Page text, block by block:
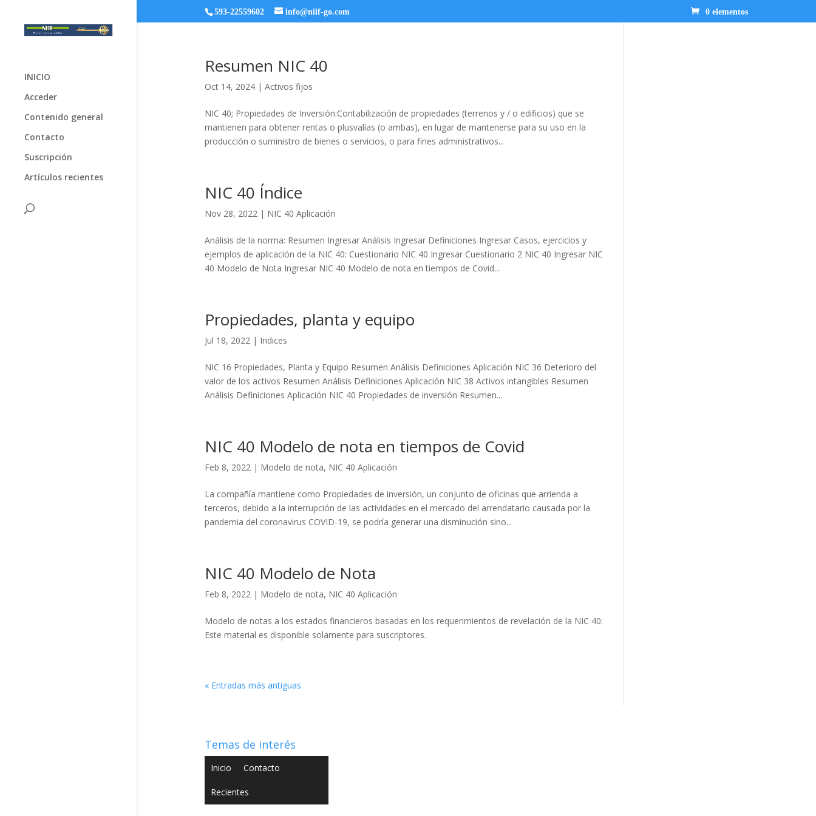
593-22559602 info@niif-go.com 0 elementos
INICIO
Acceder
Contenido general
Contacto
Suscripción
Artículos recientes
Resumen NIC 40
Oct 14, 2024| Activos fijos
NIC 40; Propiedades de Inversión:Contabilización de propiedades (terrenos y / o edificios) que se
mantienen para obtener rentas o plusvalías (o ambas), en lugar de mantenerse para su uso en la
producción o suministro de bienes o servicios, o para fines administrativos...
NIC 40 Índice
Nov 28, 2022| NIC 40 Aplicación
Análisis de la norma: Resumen Ingresar Análisis Ingresar Definiciones Ingresar Casos, ejercicios y
ejemplos de aplicación de la NIC 40: Cuestionario NIC 40 Ingresar Cuestionario 2 NIC 40 Ingresar NIC
40 Modelo de Nota Ingresar NIC 40 Modelo de nota en tiempos de Covid...
Propiedades, planta y equipo
Jul 18, 2022| Indices
NIC 16 Propiedades, Planta y Equipo Resumen Análisis Definiciones Aplicación NIC 36 Deterioro del
valor de los activos Resumen Análisis Definiciones Aplicación NIC 38 Activos intangibles Resumen
Análisis Definiciones Aplicación NIC 40 Propiedades de inversión Resumen...
NIC 40 Modelo de nota en tiempos de Covid
Feb 8, 2022| Modelo de nota, NIC 40 Aplicación
La compañía mantiene como Propiedades de inversión, un conjunto de oficinas que arrienda a
terceros, debido a la interrupción de las actividades en el mercado del arrendatario causada por la
pandemia del coronavirus COVID-19, se podría generar una disminución sino...
NIC 40 Modelo de Nota
Feb 8, 2022| Modelo de nota, NIC 40 Aplicación
Modelo de notas a los estados financieros basadas en los requerimientos de revelación de la NIC 40:
Este material es disponible solamente para suscriptores.
« Entradas más antiguas
Temas de interés
Inicio Contacto
Recientes